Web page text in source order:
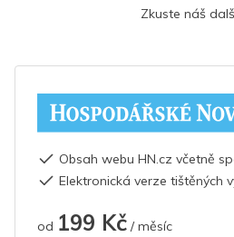
Zkuste náš
Obsah webu HN.cz včetně
Elektronická verze tištěných
od 199 Kč / měsíc